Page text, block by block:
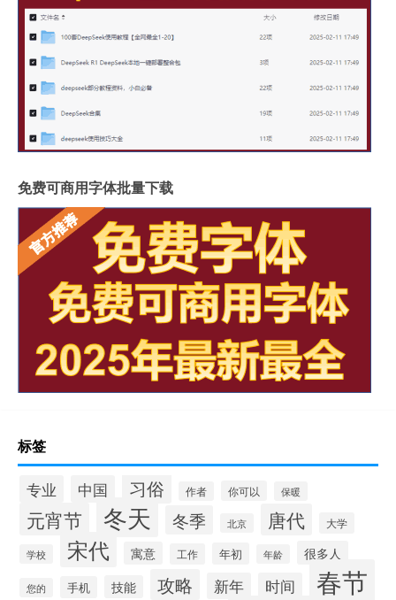
免费可商用字体批量下载
标签
专业 中国 习俗 作者 你可以 保暖
元宵节 冬天 冬季 北京 唐代 大学
学校 宋代 寓意 工作 年初 年龄 很多人
您的 手机 技能 攻略 新年 时间 春节